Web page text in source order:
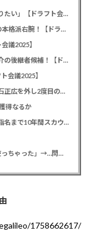
カープドラ6西川篤夢！「日本を代表する遊撃手になりたい」【ドラフト会議2025】
カープドラ5赤木晴哉！191cm最速153キロ！佛教大の本格派右腕！【ドラフト会議2025】
議2025】
カープドラ3勝田成！近畿大163cmセカンド！菊池涼介の後継者候補！【ドラフト会議2025】
会議2025】
カープドラ1平川蓮！187cmのスイッチヒッター！立石正広を外し2度目の重複も新井監督がクジを引き当てる！【ドラフト会議2025】
得なるか
緒方孝市カープドラ3指名で青学出禁！澤﨑俊和の逆指名まで10年間スカウト出禁
【悲報】彼女「ごめん！俺くんの貯金、情報商材に使っちゃった」→…問い詰めたらギャン泣きされたんだが俺が悪いのか？
1758662617/